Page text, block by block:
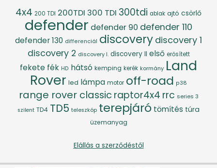
4x4 200 TDI 200TDI 300 TDI 300tdi ablak ajtó csörlő
defender defender 90 defender 110
defender 130 differenciál discovery discovery 1
discovery 2 discovery I. discovery II első erősített
fekete fék HD hátsó kemping kerék kormány Land
Rover led lámpa motor off-road p38
range rover classic raptor4x4 rrc series 3
szilent TD4 TD5 teleszkóp terepjáró tömítés túra
üzemanyag
Elállás a szerződéstől